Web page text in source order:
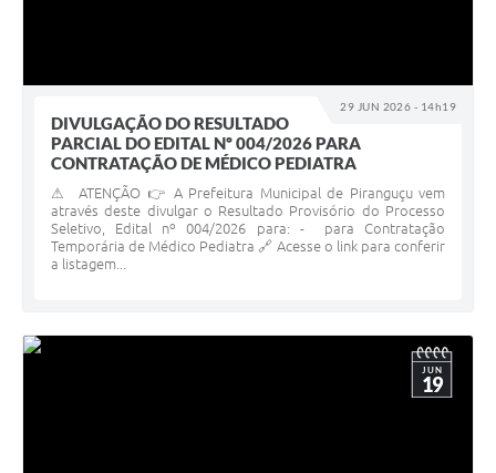
29 JUN 2026 - 14h19
DIVULGAÇÃO DO RESULTADO
PARCIAL DO EDITAL Nº 004/2026 PARA
CONTRATAÇÃO DE MÉDICO PEDIATRA
⚠ ATENÇÃO 👉 A Prefeitura Municipal de Piranguçu vem
através deste divulgar o Resultado Provisório do Processo
Seletivo, Edital nº 004/2026 para: - para Contratação
Temporária de Médico Pediatra 🔗 Acesse o link para conferir
a listagem...
JUN
19